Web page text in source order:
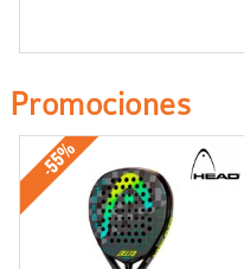
Promociones
-55%